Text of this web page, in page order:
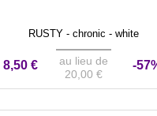
RUSTY - chronic - white
8,50 €
au lieu de
20,00 €
-